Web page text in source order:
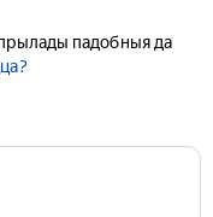
падобныя да